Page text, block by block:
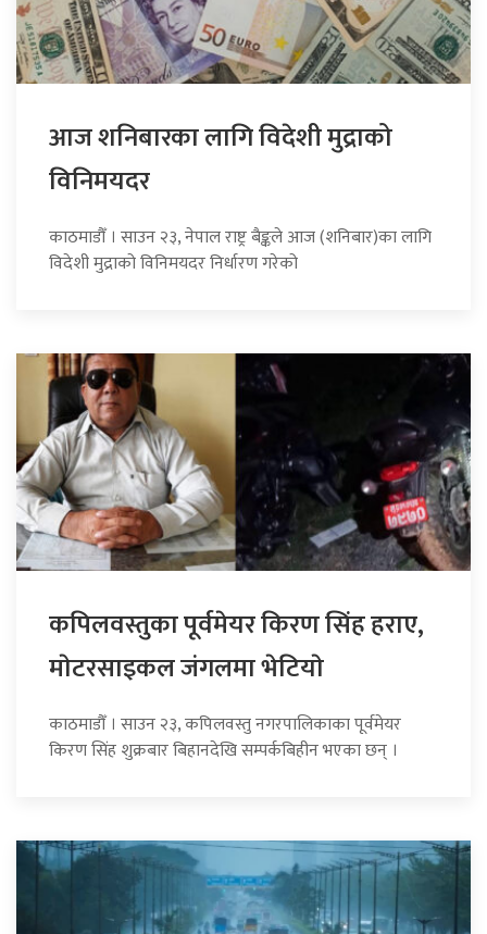
आज शनिबारका लागि विदेशी मुद्राको
विनिमयदर
काठमाडौँ । साउन २३, नेपाल राष्ट्र बैङ्कले आज (शनिबार)का लागि
विदेशी मुद्राको विनिमयदर निर्धारण गरेको
कपिलवस्तुका पूर्वमेयर किरण सिंह हराए,
माेटरसाइकल जंगलमा भेटियाे
काठमाडौँ । साउन २३, कपिलवस्तु नगरपालिकाका पूर्वमेयर
किरण सिंह शुक्रबार बिहानदेखि सम्पर्कबिहीन भएका छन् ।